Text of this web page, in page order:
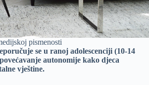
pismenosti
se u ranoj adolescenciji (10-14
autonomije kako djeca
vještine.